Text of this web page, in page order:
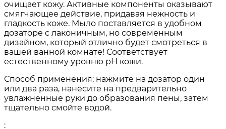
очищает кожу. Активные компоненты оказывают
смягчающее действие, придавая нежность и
гладкость коже. Мыло поставляется в удобном
дозаторе с лаконичным, но современным
дизайном, который отлично будет смотреться в
вашей ванной комнате! Соответствует
естественному уровню pH кожи.
Способ применения: нажмите на дозатор один
или два раза, нанесите на предварительно
увлажненные руки до образования пены, затем
тщательно смойте водой.
: